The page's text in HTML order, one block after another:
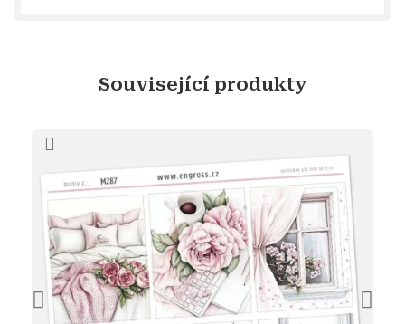
Související produkty